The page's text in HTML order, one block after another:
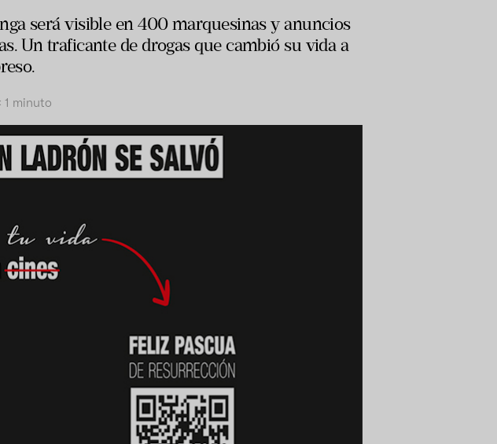
será visible en 400 marquesinas y anuncios
Un traficante de drogas que cambió su vida a
1 minuto